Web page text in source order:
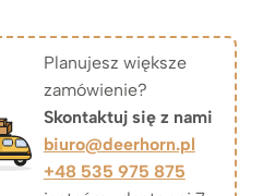
Planujesz większe
zamówienie?
Skontaktuj się z nami
biuro@deerhorn.pl
+48 535 975 875